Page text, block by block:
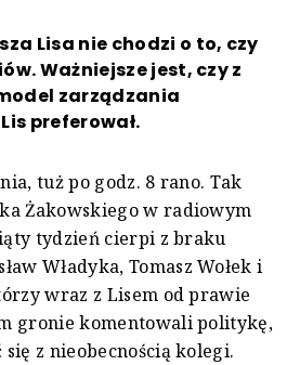
Lisa nie chodzi o to, czy
Ważniejsze jest, czy z
zarządzania
preferował.
tuż po godz. 8 rano. Tak
Żakowskiego w radiowym
tydzień cierpi z braku
Władyka, Tomasz Wołek i
wraz z Lisem od prawie
gronie komentowali politykę,
z nieobecnością kolegi.